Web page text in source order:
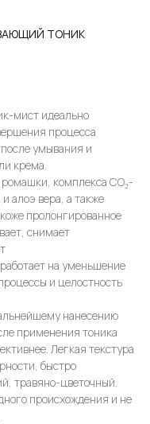
ТОНИК
мист идеально
процесса
умывания и
крема.
комплекса CO₂-
алоэ вера, а также
пролонгированное
снимает
на уменьшение
и целостность
нанесению
применения тоника
Легкая текстура
быстро
травяно-цветочный.
происхождения и не